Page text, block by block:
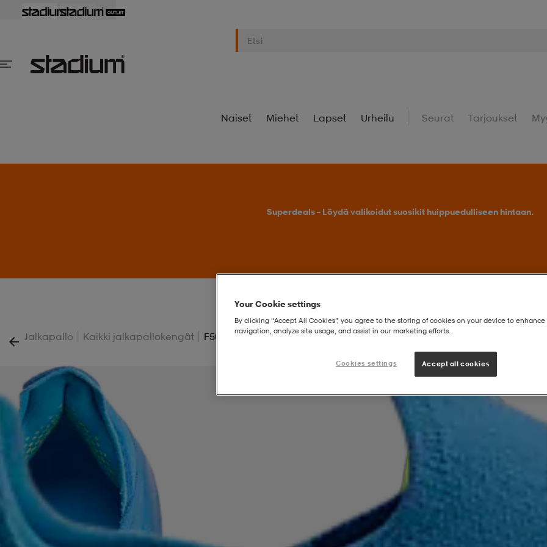
Naiset Miehet Lapset Urheilu Seurat Tarjoukset
Superdeals – Löydä valikoidut suosikit huippuedulliseen hintaan.
Jalkapallo | Kaikki jalkapallokengät | F50 Elite Ll Fg
Your Cookie settings
By clicking “Accept All Cookies”, you agree to the storing of cookies on your device to enhance
navigation, analyze site usage, and assist in our marketing efforts.
Cookies settings Accept all cookies